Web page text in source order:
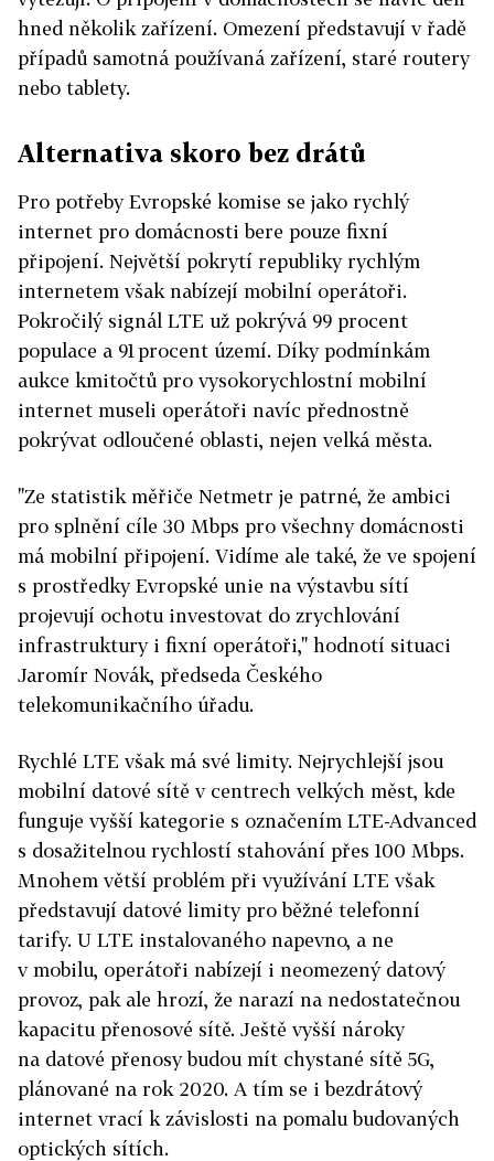
hned několik zařízení. Omezení představují v řadě
případů samotná používaná zařízení, staré routery
nebo tablety.
Alternativa skoro bez drátů
Pro potřeby Evropské komise se jako rychlý
internet pro domácnosti bere pouze fixní
připojení. Největší pokrytí republiky rychlým
internetem však nabízejí mobilní operátoři.
Pokročilý signál LTE už pokrývá 99 procent
populace a 91 procent území. Díky podmínkám
aukce kmitočtů pro vysokorychlostní mobilní
internet museli operátoři navíc přednostně
pokrývat odloučené oblasti, nejen velká města.
"Ze statistik měřiče Netmetr je patrné, že ambici
pro splnění cíle 30 Mbps pro všechny domácnosti
má mobilní připojení. Vidíme ale také, že ve spojení
s prostředky Evropské unie na výstavbu sítí
projevují ochotu investovat do zrychlování
infrastruktury i fixní operátoři," hodnotí situaci
Jaromír Novák, předseda Českého
telekomunikačního úřadu.
Rychlé LTE však má své limity. Nejrychlejší jsou
mobilní datové sítě v centrech velkých měst, kde
funguje vyšší kategorie s označením LTE-Advanced
s dosažitelnou rychlostí stahování přes 100 Mbps.
Mnohem větší problém při využívání LTE však
představují datové limity pro běžné telefonní
tarify. U LTE instalovaného napevno, a ne
v mobilu, operátoři nabízejí i neomezený datový
provoz, pak ale hrozí, že narazí na nedostatečnou
kapacitu přenosové sítě. Ještě vyšší nároky
na datové přenosy budou mít chystané sítě 5G,
plánované na rok 2020. A tím se i bezdrátový
internet vrací k závislosti na pomalu budovaných
optických sítích.